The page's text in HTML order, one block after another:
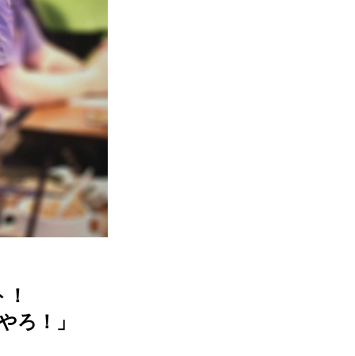
ろ！」